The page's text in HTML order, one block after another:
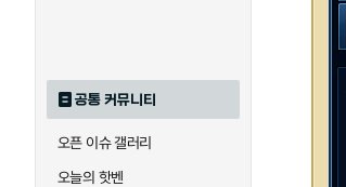
공통 커뮤니티
오픈 이슈 갤러리
오늘의 핫벤